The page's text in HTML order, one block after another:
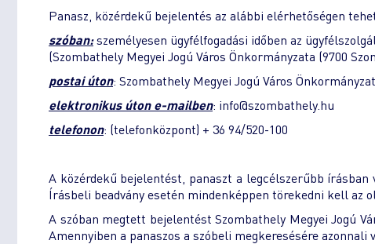
Panasz, közérdekű bejelentés az alábbi elérhetőségen
szóban:személyesen ügyfélfogadási időben az
(Szombathely Megyei Jogú Város Önkormányzata (9700
postai úton: Szombathely Megyei Jogú Város
elektronikus úton e-mailben: info@szombathely.hu
telefonon: (telefonközpont) + 36 94/520-100
A közérdekű bejelentést, panaszt a legcélszerűbb
Írásbeli beadvány esetén mindenképpen törekedni kell az
A szóban megtett bejelentést Szombathely Megyei Jogú
Amennyiben a panaszos a szóbeli megkeresésére